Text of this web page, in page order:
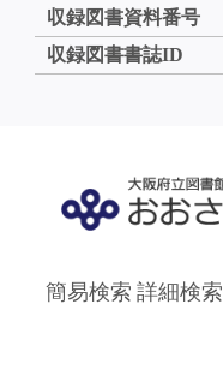
収録図書資料番号
収録図書書誌ID
簡易検索 詳細検索